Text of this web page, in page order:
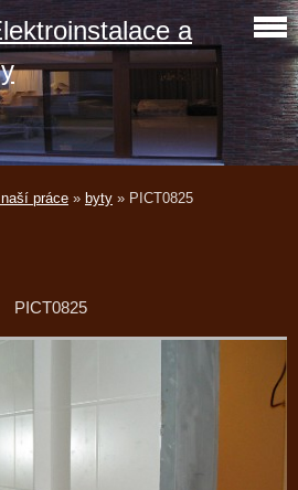
a
práce » byty » PICT0825
PICT0825